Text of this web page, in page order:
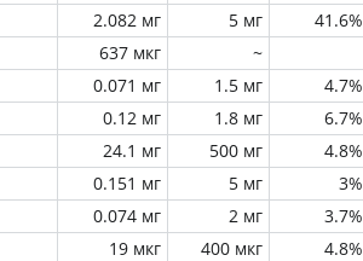
2.082 мг 5 мг 41.6%
637 мкг
~
0.071 мг 1.5 мг 4.7%
0.12 мг 1.8 мг 6.7%
24.1 мг 500 мг 4.8%
0.151 мг 5 мг 3%
0.074 мг 2 мг 3.7%
19 мкг 400 мкг 4.8%